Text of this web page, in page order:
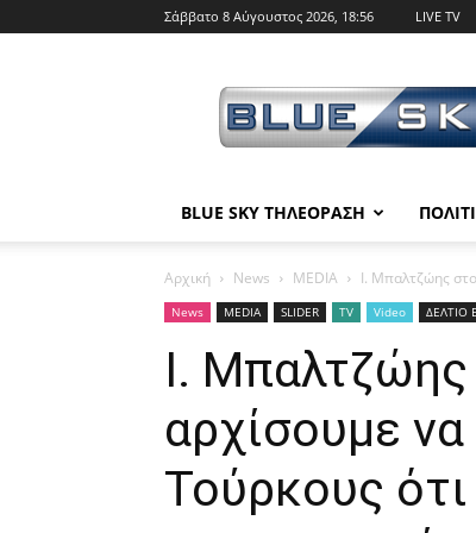
Σάββατο 8 Αύγουστος 2026, 18:56 LIVE TV
SKY
BLUE SKY ΤΗΛΕΟΡΑΣΗ
Αρχική News MEDIA Ι. Μπαλτζώης
News MEDIA SLIDER TV Video ΔΕΛΤΙΟ
Ι.
αρχίσουμε
Τούρκους